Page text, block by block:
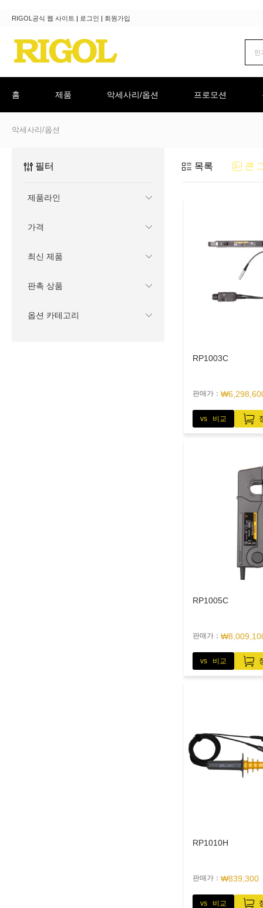
RIGOL공식 웹 사이트 | 로그인 | 회원가입
홈 제품 악세사리/옵션 프로모션
악세사리/옵션
필터
제품라인
가격
최신 제품
판촉 상품
옵션 카테고리
목록 큰
RP1003C
판매가：
vs 비교
RP1005C
판매가：
vs 비교
RP1010H
판매가： ₩839,300
vs 비교